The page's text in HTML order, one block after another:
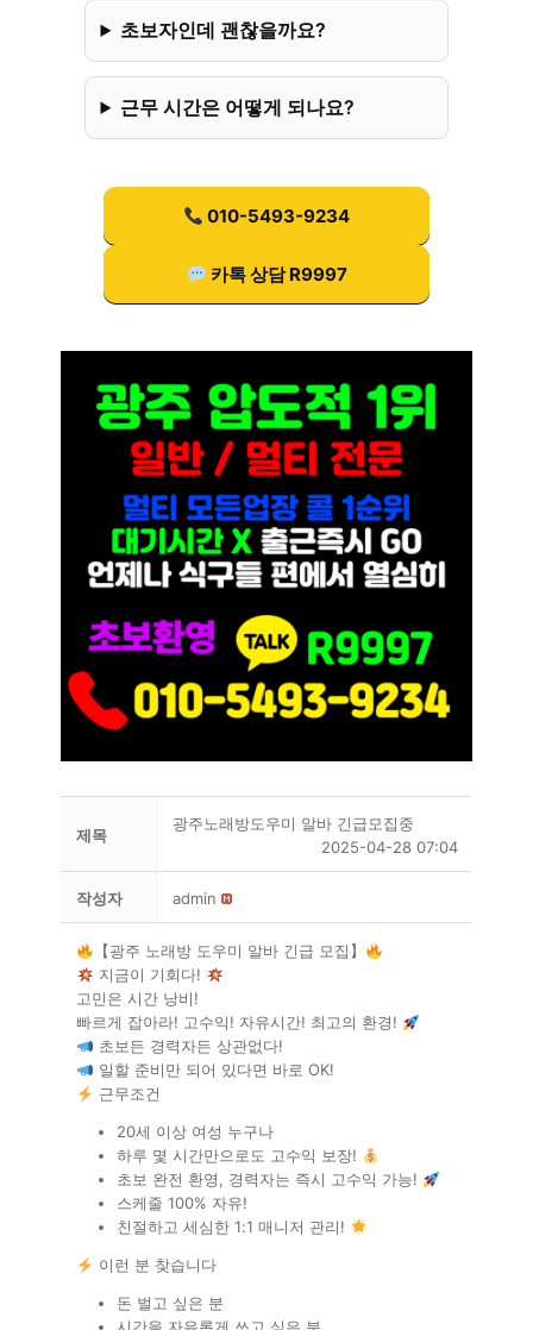
초보자인데 괜찮을까요?
근무 시간은 어떻게 되나요?
010-5493-9234
카톡 상담 R9997
제목
광주노래방도우미 알바 긴급모집중
2025-04-28 07:04
작성자 admin
【광주 노래방 도우미 알바 긴급 모집】
지금이 기회다!
고민은 시간 낭비!
빠르게 잡아라! 고수익! 자유시간! 최고의 환경!
초보든 경력자든 상관없다!
일할 준비만 되어 있다면 바로 OK!
근무조건
20세 이상 여성 누구나
하루 몇 시간만으로도 고수익 보장!
초보 완전 환영, 경력자는 즉시 고수익 가능!
스케줄 100% 자유!
친절하고 세심한 1:1 매니저 관리!
이런 분 찾습니다
돈 벌고 싶은 분